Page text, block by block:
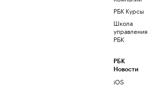
РБК Курсы
Школа
управления
РБК
РБК
Новости
iOS